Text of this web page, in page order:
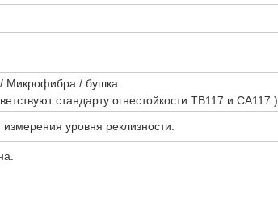
Микрофибра / бушка.
стандарту огнестойкости TB117 и CA117.)
уровня реклизности.